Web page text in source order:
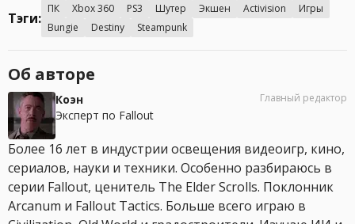
Тэги:
ПК Xbox 360 PS3 Шутер Экшен Activision
Игры
Bungie
Destiny Steampunk
Об авторе
Коэн
Эксперт по Fallout
Главный редактор
Более 16 лет в индустрии освещения видеоигр, кино,
сериалов, науки и техники. Особенно разбираюсь в
серии Fallout, ценитель The Elder Scrolls. Поклонник
Arcanum и Fallout Tactics. Больше всего играю в